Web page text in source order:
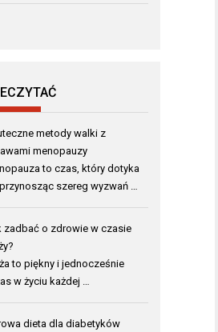
metody walki z
menopauzy
to czas, który dotyka
szereg wyzwań …
zadbać o zdrowie w czasie
to piękny i jednocześnie
w życiu każdej …
dieta dla diabetyków